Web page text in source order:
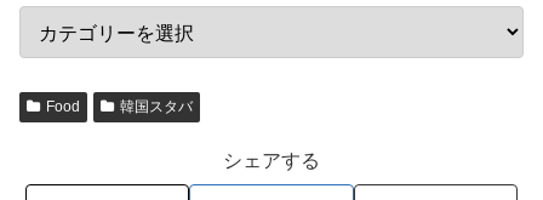
Food 韓国スタバ
シェアする